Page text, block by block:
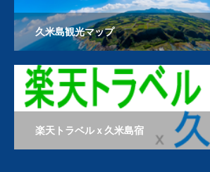
久米島観光マップ
楽天トラベルｘ久米島宿